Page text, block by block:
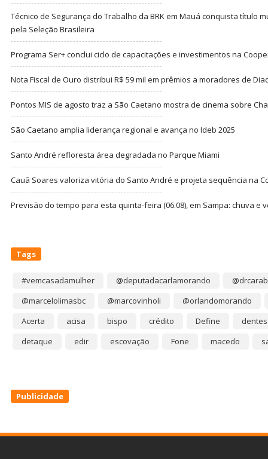
Técnico de Segurança do Trabalho da BRK em Mauá conquista título
pela Seleção Brasileira
Programa Ser+ conclui ciclo de capacitações e investimentos na
Nota Fiscal de Ouro distribui R$ 59 mil em prêmios a moradores de
Pontos MIS de agosto traz a São Caetano mostra de cinema sobre
São Caetano amplia liderança regional e avança no Ideb 2025
Santo André refloresta área degradada no Parque Miami
Cauã Soares valoriza vitória do Santo André e projeta sequência na
Previsão do tempo para esta quinta-feira (06.08), em Sampa: chuva e
Tags
#vemcasadamulher @deputadacarlamorando
@marcelolimasbc
@marcovinholi
@orlandomorando
Acerta
acisa bispo crédito Define
dentes
detaque
edir escovação Fone macedo
Publicidade